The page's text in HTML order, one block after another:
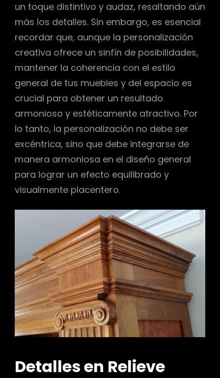
un toque distintivo y audaz, resaltando aún
más los detalles. Sin embargo, es esencial
recordar que, aunque la personalización
creativa ofrece un sinfín de posibilidades,
mantener la coherencia con el estilo
general de tus muebles y del espacio es
crucial para obtener un resultado
armonioso y estéticamente atractivo. Por
lo tanto, la personalización no debe ser
excéntrica, sino que debe integrarse de
manera armoniosa en el diseño general
para lograr un efecto equilibrado y
visualmente placentero.
Detalles en Relieve